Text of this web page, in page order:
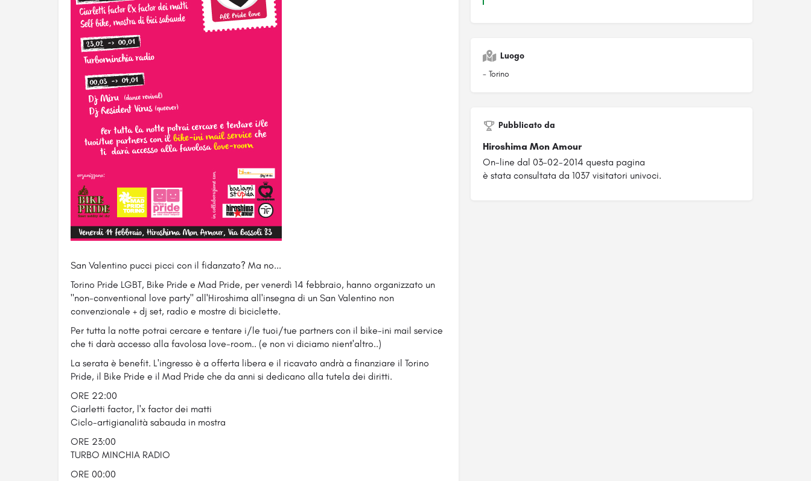
San Valentino pucci picci con il fidanzato? Ma no...
Torino Pride LGBT, Bike Pride e Mad Pride, per venerdì 14 febbraio, hanno organizzato un
"non-conventional love party" all'Hiroshima all'insegna di un San Valentino non
convenzionale + dj set, radio e mostre di biciclette.
Per tutta la notte potrai cercare e tentare i/le tuoi/tue partners con il bike-ini mail service
che ti darà accesso alla favolosa love-room.. (e non vi diciamo nient'altro..)
La serata è benefit. L'ingresso è a offerta libera e il ricavato andrà a finanziare il Torino
Pride, il Bike Pride e il Mad Pride che da anni si dedicano alla tutela dei diritti.
ORE 22:00
Ciarletti factor, l'x factor dei matti
Ciclo-artigianalità sabauda in mostra
ORE 23:00
TURBO MINCHIA RADIO
ORE 00:00
Luogo
- Torino
Pubblicato da
Hiroshima Mon Amour
On-line dal 03-02-2014 questa pagina
è stata consultata da 1037 visitatori univoci.